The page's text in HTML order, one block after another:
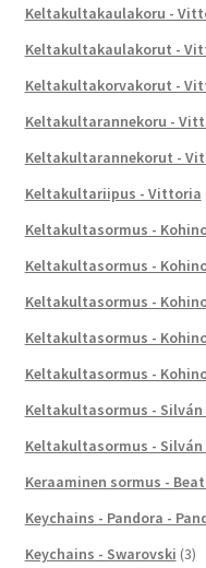
Keltakultakaulakoru -
Keltakultakaulakorut -
Keltakultakorvakorut -
Keltakultarannekoru -
Keltakultarannekorut -
Keltakultariipus - Vittoria
Keltakultasormus -
Keltakultasormus -
Keltakultasormus -
Keltakultasormus -
Keltakultasormus -
Keltakultasormus -
Keltakultasormus -
Keraaminen sormus -
Keychains - Pandora -
Keychains - Swarovski (3)